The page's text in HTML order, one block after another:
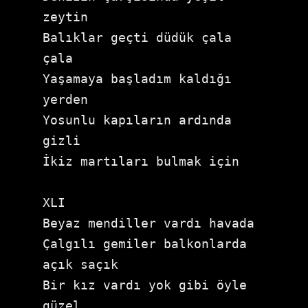
zeytin
Balıklar geçti düdük çala
çala
Yaşamaya başladım kaldığı
yerden
Yosunlu kapıların ardında
gizli
İkiz martıları bulmak için
XLI
Beyaz mendiller vardı havada
Çalgılı gemiler balkonlarda
açık saçık
Bir kız vardı yok gibi öyle